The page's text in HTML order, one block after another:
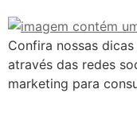
Confira nossas
através das redes
marketing para